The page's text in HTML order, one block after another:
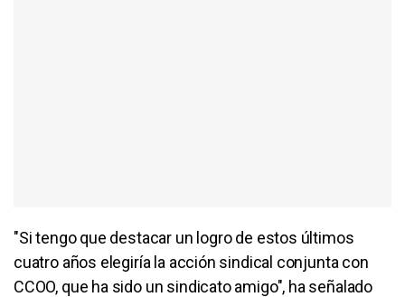
"Si tengo que destacar un logro de estos últimos
cuatro años elegiría la acción sindical conjunta con
CCOO, que ha sido un sindicato amigo", ha señalado